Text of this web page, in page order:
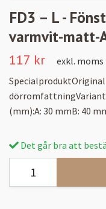
FD3 – L -
varmvit-matt-
117 kr
exkl. moms
(mm):A: 30 mmB: 40
Det går bra att